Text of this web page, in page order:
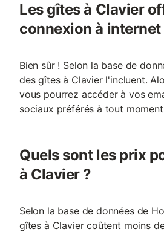
Les gîtes à Clavier
connexion à internet
Bien sûr ! Selon la base de
des gîtes à Clavier l'incluent.
vous pourrez accéder à vos
sociaux préférés à tout
Quels sont les prix
à Clavier ?
Selon la base de données de
gîtes à Clavier coûtent moins